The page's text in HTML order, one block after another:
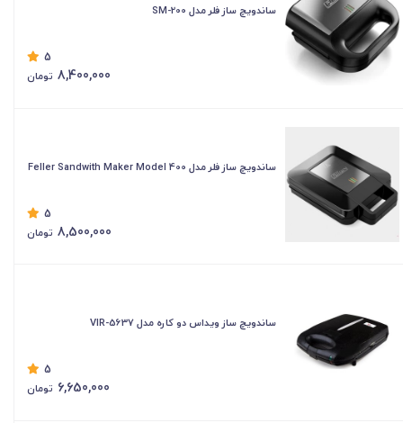
ساندویچ ساز فلر مدل SM-200
5
8,400,000 تومان
ساندویچ ساز فلر مدل Feller Sandwith Maker Model 400
5
8,500,000 تومان
ساندویچ ساز ویداس دو کاره مدل VIR-5637
5
6,650,000 تومان